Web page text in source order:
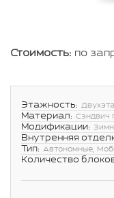
Стоимость: по
Этажность:
Материал: Сэндвич
Модификации:
Внутренняя
Тип: Автономные,
Количество